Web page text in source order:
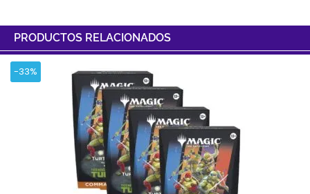
PRODUCTOS RELACIONADOS
-33%